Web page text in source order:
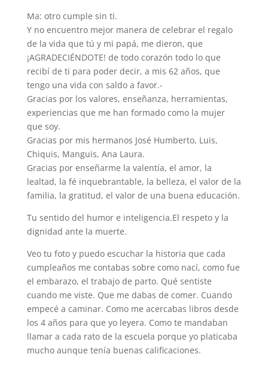
Ma: otro cumple sin ti.
Y no encuentro mejor manera de celebrar el regalo
de la vida que tú y mi papá, me dieron, que
¡AGRADECIÉNDOTE! de todo corazón todo lo que
recibí de ti para poder decir, a mis 62 años, que
tengo una vida con saldo a favor.-
Gracias por los valores, enseñanza, herramientas,
experiencias que me han formado como la mujer
que soy.
Gracias por mis hermanos José Humberto, Luis,
Chiquis, Manguis, Ana Laura.
Gracias por enseñarme la valentía, el amor, la
lealtad, la fé inquebrantable, la belleza, el valor de la
familia, la gratitud, el valor de una buena educación.
Tu sentido del humor e inteligencia.El respeto y la
dignidad ante la muerte.
Veo tu foto y puedo escuchar la historia que cada
cumpleaños me contabas sobre como nací, como fue
el embarazo, el trabajo de parto. Qué sentiste
cuando me viste. Que me dabas de comer. Cuando
empecé a caminar. Como me acercabas libros desde
los 4 años para que yo leyera. Como te mandaban
llamar a cada rato de la escuela porque yo platicaba
mucho aunque tenía buenas calificaciones.